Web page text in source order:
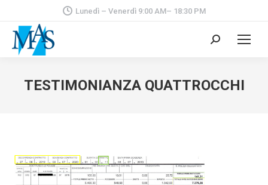
Lunedì – Venerdì 9:00 AM– 18:30 PM
Cerca:
TESTIMONIANZA QUATTROCCHI